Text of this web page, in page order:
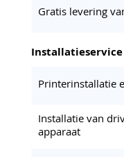
Gratis levering
Installatieservice
Printerinstallatie
Installatie van
apparaat